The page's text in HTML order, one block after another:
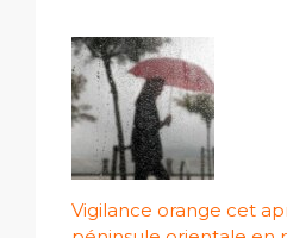
Vigilance orange cet